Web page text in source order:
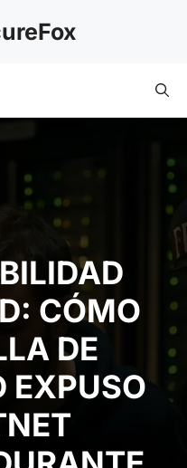
CÓMO
DE
EXPUSO